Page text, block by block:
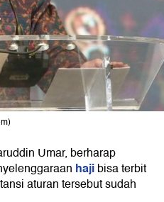
Umar, berharap
hajibisa terbit
aturan tersebut sudah